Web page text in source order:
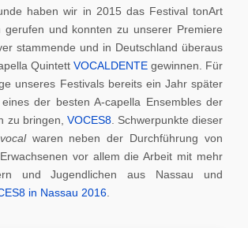
haben wir in 2015 das Festival tonArt
gerufen und konnten zu unserer Premiere
stammende und in Deutschland überaus
Quintett VOCALDENTE gewinnen. Für
unseres Festivals bereits ein Jahr später
der besten A-capella Ensembles der
zu bringen, VOCES8. Schwerpunkte dieser
vocalwaren neben der Durchführung von
vor allem die Arbeit mit mehr
und Jugendlichen aus Nassau und
in Nassau 2016